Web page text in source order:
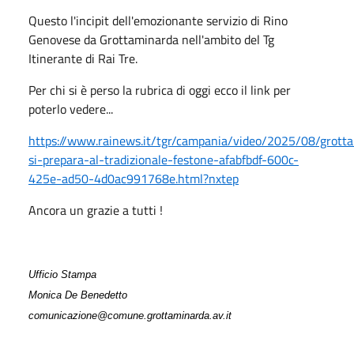
Questo l'incipit dell'emozionante servizio di Rino
Genovese da Grottaminarda nell'ambito del Tg
Itinerante di Rai Tre.
Per chi si è perso la rubrica di oggi ecco il link per
poterlo vedere...
https://www.rainews.it/tgr/campania/video/2025/08/
si-prepara-al-tradizionale-festone-afabfbdf-600c-
425e-ad50-4d0ac991768e.html?nxtep
Ancora un grazie a tutti !
Ufficio Stampa
Monica De Benedetto
comunicazione@comune.grottaminarda.av.it